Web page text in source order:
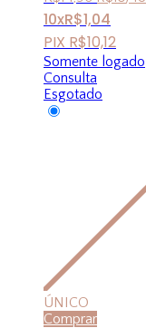
10xR$1,04
PIX R$10,12
Somente logado
Consulta
Esgotado
ÚNICO
Comprar